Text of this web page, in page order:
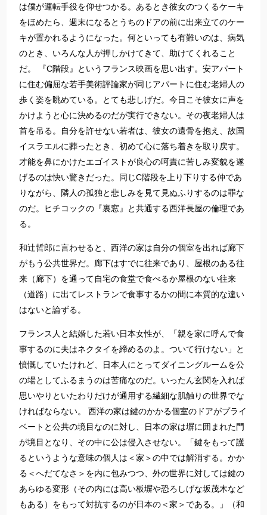
は僕が運転手役を仰せつかる。あるとき彼女のつくるケーキ
をほめたら、週末になるとうちのドアの前に出来立てのケー
キが置かれるようになった。何といっても有難いのは、病気
のとき、いろんな人が押しかけてきて、助けてくれること
だ。 『C階段』というフランス映画を思い出す。安アパート
に住む偏屈な若手美術評論家が同じアパートに住む老婦人の
歩く姿を眺めている。とても悲しげだ。今日こそ彼女に声を
かけようと心に決めるのだが実行できない。その夜老婦人は
首を吊る。自分を許せない若者は、彼女の遺骨を抱え、故国
イスラエルに葬ったとき、初めて心に落ち着きを取り戻す。
才能を鼻にかけたエゴイストが良心の呵責に苦しみ変貌を遂
げるのは快い驚きだった。同じC階段を上り下りする仲であ
りながら、隣人の孤独と悲しみを見て見ぬふりするのは罪な
のだ。ヒチコックの『裏窓』と共通する西洋長屋の倫理であ
る。
和辻哲郎に言わせると、西洋の家は自分の個室を出れば廊下
がもう公共世界だ。廊下はすでに往来であり、屋根のある往
来（廊下）を通って自宅の食堂で食べるか屋根のない往来
（道路）に出てレストランで食事するかの間に本質的な違い
はないと論ずる。
フランス人と結婚した若い日本女性が、「親を家に呼んで食
事するのに夫はネクタイを締めるのよ。ついて行けない」と
憤慨していたけれど、日本人にとってダイニングルームを公
の場としてふるまうのは苦痛なのだ。いったん玄関を入れば
思いやりといたわりだけが通用する繊細な肌触りの世界でな
ければならない。 西洋の家は鍵のかかる個室のドアがプライ
ベートと公共の境目なのに対し、日本の家は塀に囲まれた門
が境目となり、その中に公は侵入させない。「鍵をもって護
るというような意味の個人は＜家＞の中では解消する。かか
る＜へだてなさ＞を内に包みつつ、外の世界に対しては鍵の
あらゆる変形（その内には高い板塀や恐ろしげな坂茂木など
もある）をもって対抗するのが日本の＜家＞である。」（和